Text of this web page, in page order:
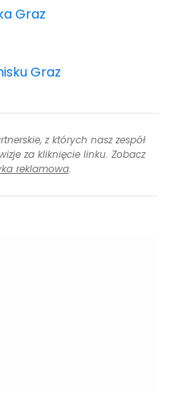
Graz
Graz
z których nasz zespół
za kliknięcie linku. Zobacz
reklamowa.